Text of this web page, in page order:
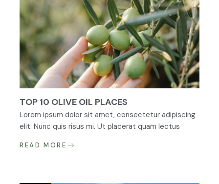
TOP 10 OLIVE OIL PLACES
Lorem ipsum dolor sit amet, consectetur adipiscing
elit. Nunc quis risus mi. Ut placerat quam lectus
READ MORE